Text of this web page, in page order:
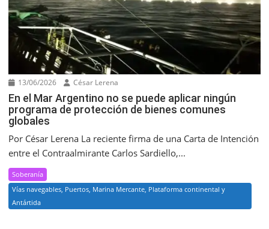
13/06/2026 César Lerena
En el Mar Argentino no se puede aplicar ningún
programa de protección de bienes comunes
globales
Por César Lerena La reciente firma de una Carta de Intención
entre el Contraalmirante Carlos Sardiello,...
Soberanía
Vías navegables, Puertos, Marina Mercante, Plataforma continental y
Antártida